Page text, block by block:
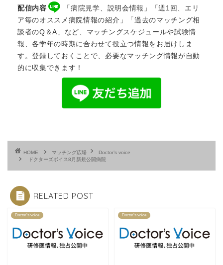
配信内容
「病院見学、説明会情報」「週1回、エリ
ア毎のオススメ病院情報の紹介」「過去のマッチング相
談者のQ＆A」など、 マッチングスケジュールや試験情
報、各学年の時期に合わせて役立つ情報をお届けしま
す。登録しておくことで、必要なマッチング情報が自動
的に収集できます！
HOME マッチング広場
Doctor’s voice
ドクターズボイス8月新規公開病院
RELATED POST
Doctor’s voice Doctor’s voice